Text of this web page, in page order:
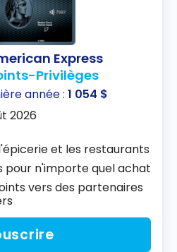
Express
Privilèges
année :1 054 $
2026
et les restaurants
pour n'importe quel achat
vers des partenaires